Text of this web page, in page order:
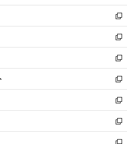
開
く
ウ
で
開
く
ン
ド
ウ
で
開
く
ウ
ィ
ン
ド
ウ
で
開
く
新
し
い
ウ
ィ
ン
ド
ウ
で
開
く
新
し
い
ウ
ィ
ン
ド
ウ
で
開
く
新
し
い
ウ
ィ
ン
ド
ウ
で
新
し
い
ウ
ィ
ン
新
し
い
ウ
新
し